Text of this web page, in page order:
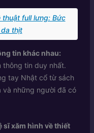
thuật full lưng: Bức
thịt
tin khác nhau:
tin duy nhất.
tay Nhật cổ từ sách
và những người đã có
sĩ xăm hình về thiết